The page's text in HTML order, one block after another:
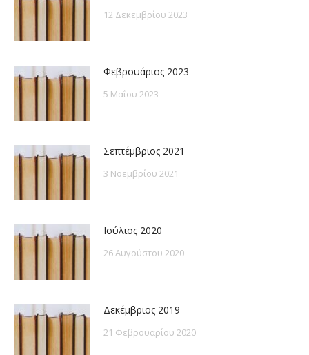
12 Δεκεμβρίου 2023
Φεβρουάριος 2023
5 Μαΐου 2023
Σεπτέμβριος 2021
3 Νοεμβρίου 2021
Ιούλιος 2020
26 Αυγούστου 2020
Δεκέμβριος 2019
21 Φεβρουαρίου 2020